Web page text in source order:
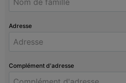
Adresse
Complément d'adresse